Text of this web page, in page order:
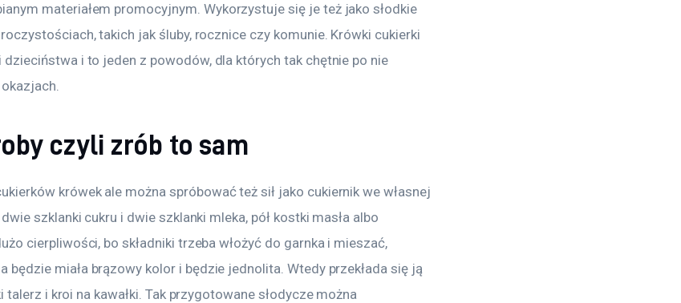
materiałem promocyjnym. Wykorzystuje się je też jako słodkie
takich jak śluby, rocznice czy komunie. Krówki cukierki
i to jeden z powodów, dla których tak chętnie po nie
czyli zrób to sam
krówek ale można spróbować też sił jako cukiernik we własnej
szklanki cukru i dwie szklanki mleka, pół kostki masła albo
cierpliwości, bo składniki trzeba włożyć do garnka i mieszać,
będzie miała brązowy kolor i będzie jednolita. Wtedy przekłada się ją
talerz i kroi na kawałki. Tak przygotowane słodycze można